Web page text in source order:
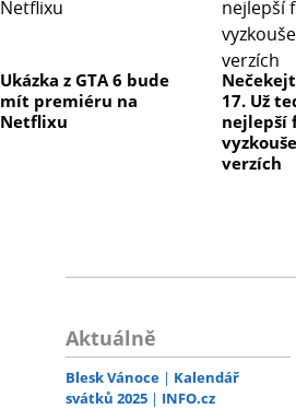
Ukázka z GTA 6 bude
mít premiéru na
Netflixu
17. Už
nejlepší
verzích
Aktuálně
Blesk Vánoce
Kalendář
svátků 2025
INFO.cz